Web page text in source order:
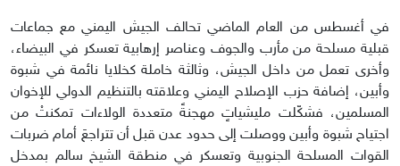
في أغسطس من العام الماضي تحالف الجيش اليمني مع جماعات
قبلية مسلحة من مأرب والجوف وعناصر إرهابية تعسكر في البيضاء،
وأخرى تعمل من داخل الجيش، وثالثة خاملة كخلايا نائمة في شبوة
وأبين، إضافة حزب الإصلاح اليمني وعلاقته بالتنظيم الدولي للإخوان
المسلمين، فشكّلت مليشياتٍ مهجنةً متعددة الولاءات تمكنتْ من
اجتياح شبوة وأبين ووصلت إلى حدود عدن قبل أن تتراجعَ أمام ضربات
القوات المسلحة الجنوبية وتعسكر في منطقة الشيخ سالم بمدخل